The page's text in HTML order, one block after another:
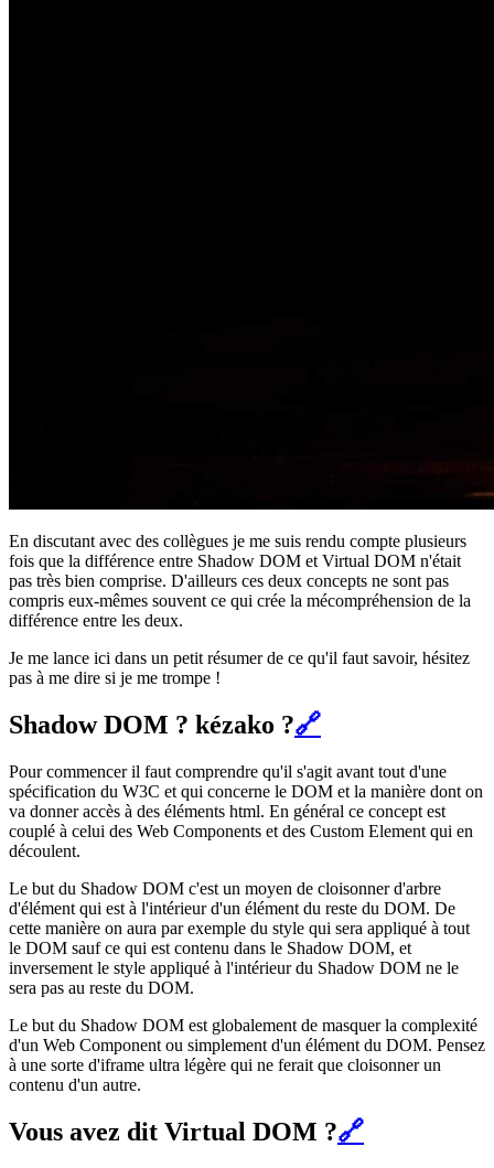
En discutant avec des collègues je me suis rendu compte plusieurs
fois que la différence entre Shadow DOM et Virtual DOM n'était
pas très bien comprise. D'ailleurs ces deux concepts ne sont pas
compris eux-mêmes souvent ce qui crée la mécompréhension de la
différence entre les deux.
Je me lance ici dans un petit résumer de ce qu'il faut savoir, hésitez
pas à me dire si je me trompe !
Shadow DOM ? kézako ?🔗
Pour commencer il faut comprendre qu'il s'agit avant tout d'une
spécification du W3C et qui concerne le DOM et la manière dont on
va donner accès à des éléments html. En général ce concept est
couplé à celui des Web Components et des Custom Element qui en
découlent.
Le but du Shadow DOM c'est un moyen de cloisonner d'arbre
d'élément qui est à l'intérieur d'un élément du reste du DOM. De
cette manière on aura par exemple du style qui sera appliqué à tout
le DOM sauf ce qui est contenu dans le Shadow DOM, et
inversement le style appliqué à l'intérieur du Shadow DOM ne le
sera pas au reste du DOM.
Le but du Shadow DOM est globalement de masquer la complexité
d'un Web Component ou simplement d'un élément du DOM. Pensez
à une sorte d'iframe ultra légère qui ne ferait que cloisonner un
contenu d'un autre.
Vous avez dit Virtual DOM ?🔗